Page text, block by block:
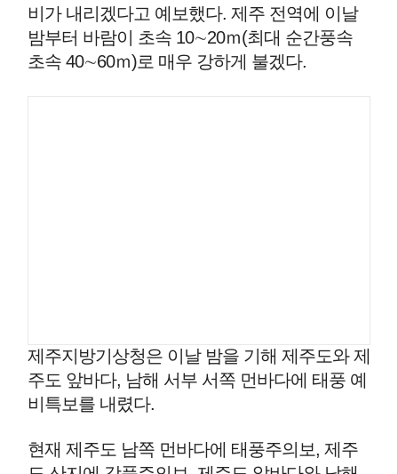
비가 내리겠다고 예보했다. 제주 전역에 이날
밤부터 바람이 초속 10∼20ｍ(최대 순간풍속
초속 40∼60ｍ)로 매우 강하게 불겠다.
제주지방기상청은 이날 밤을 기해 제주도와 제
주도 앞바다, 남해 서부 서쪽 먼바다에 태풍 예
비특보를 내렸다.
현재 제주도 남쪽 먼바다에 태풍주의보, 제주